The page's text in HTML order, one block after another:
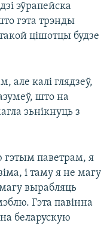
эўрапейска
гэта трэнды
цішотцы будзе
але калі глядзеў,
што на
зьнікнуць з
гэтым паветрам, я
і таму я не магу
вырабляць
Гэта павінна
беларускую